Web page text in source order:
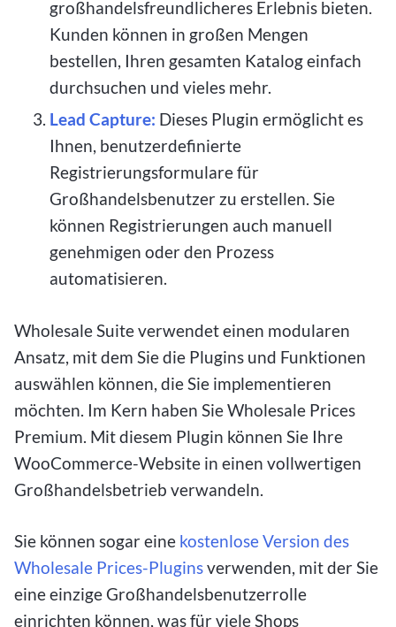
großhandelsfreundlicheres Erlebnis bieten.
Kunden können in großen Mengen
bestellen, Ihren gesamten Katalog einfach
durchsuchen und vieles mehr.
Lead Capture: Dieses Plugin ermöglicht es
Ihnen, benutzerdefinierte
Registrierungsformulare für
Großhandelsbenutzer zu erstellen. Sie
können Registrierungen auch manuell
genehmigen oder den Prozess
automatisieren.
Wholesale Suite verwendet einen modularen
Ansatz, mit dem Sie die Plugins und Funktionen
auswählen können, die Sie implementieren
möchten. Im Kern haben Sie Wholesale Prices
Premium. Mit diesem Plugin können Sie Ihre
WooCommerce-Website in einen vollwertigen
Großhandelsbetrieb verwandeln.
Sie können sogar eine kostenlose Version des
Wholesale Prices-Pluginsverwenden, mit der Sie
eine einzige Großhandelsbenutzerrolle
einrichten können, was für viele Shops